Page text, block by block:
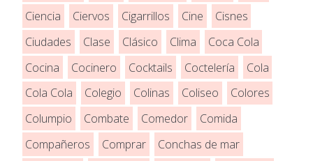
Ciencia
Ciervos Cigarrillos Cine
Cisnes
Ciudades
Clase Clásico Clima
Coca Cola
Cocina
Cocinero Cocktails Coctelería
Cola
Cola Cola
Colegio Colinas Coliseo
Colores
Columpio
Combate Comedor
Comida
Compañeros
Comprar
Conchas de mar